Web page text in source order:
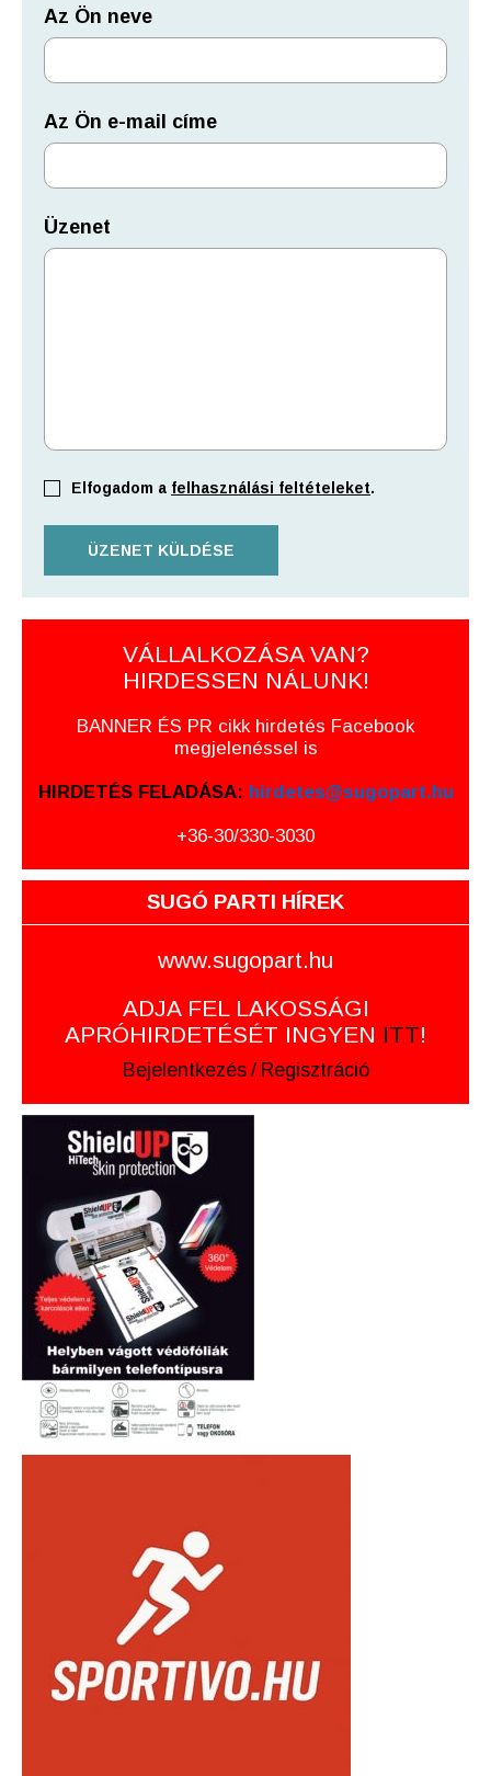
Az Ön neve
Az Ön e-mail címe
Üzenet
Elfogadom a felhasználási feltételeket.
VÁLLALKOZÁSA VAN?
HIRDESSEN NÁLUNK!
BANNER ÉS PR cikk hirdetés Facebook
megjelenéssel is
HIRDETÉS FELADÁSA: hirdetes@sugopart.hu
+36-30/330-3030
SUGÓ PARTI HÍREK
www.sugopart.hu
ADJA FEL LAKOSSÁGI
APRÓHIRDETÉSÉT INGYEN ITT!
Bejelentkezés / Regisztráció